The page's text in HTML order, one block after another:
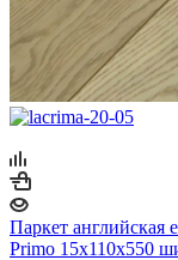
Паркет английская
Primo 15х110х550